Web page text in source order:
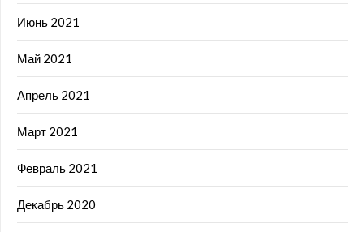
Июнь 2021
Май 2021
Апрель 2021
Март 2021
Февраль 2021
Декабрь 2020